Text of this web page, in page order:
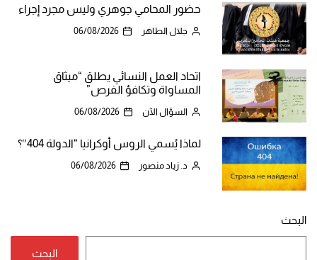
حضور المحامي جوهري وليس مجرد إجراء
جلال الطاهر 06/08/2026
اتحاد العمل النسائي يطلق “ميثاق
المساواة وتكافؤ الفرص”
السؤال الآن 06/08/2026
لماذا يُسمي الروس أوكرانيا “الدولة 404″؟
د. زياد منصور 06/08/2026
البحث
البحث